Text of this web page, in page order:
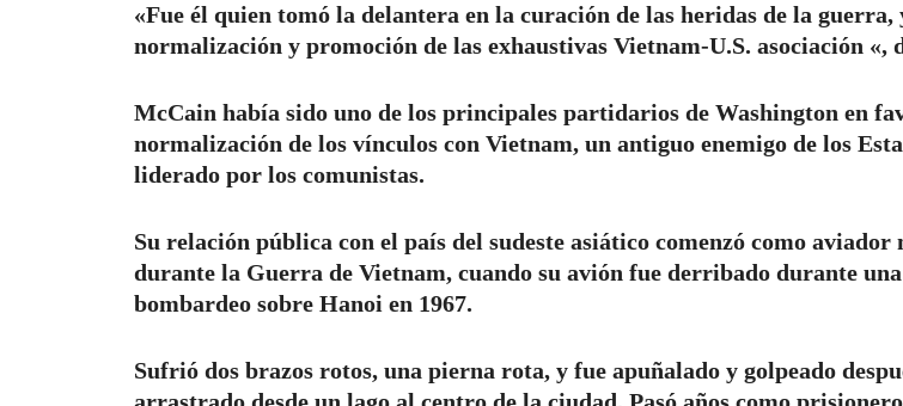
«Fue él quien tomó la delantera en la curación de las heridas de la guerra,
normalización y promoción de las exhaustivas Vietnam-U.S. asociación «,
McCain había sido uno de los principales partidarios de Washington en
normalización de los vínculos con Vietnam, un antiguo enemigo de los
liderado por los comunistas.
Su relación pública con el país del sudeste asiático comenzó como aviador
durante la Guerra de Vietnam, cuando su avión fue derribado durante
bombardeo sobre Hanoi en 1967.
Sufrió dos brazos rotos, una pierna rota, y fue apuñalado y golpeado